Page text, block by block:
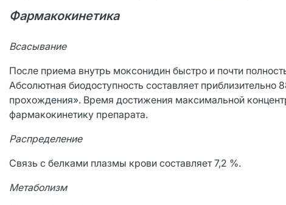
Фармакокинетика
Всасывание
После приема внутрь моксонидин быстро и почти
Абсолютная биодоступность составляет приблизительно
прохождения». Время достижения максимальной
фармакокинетику препарата.
Распределение
Связь с белками плазмы крови составляет 7,2 %.
Метаболизм